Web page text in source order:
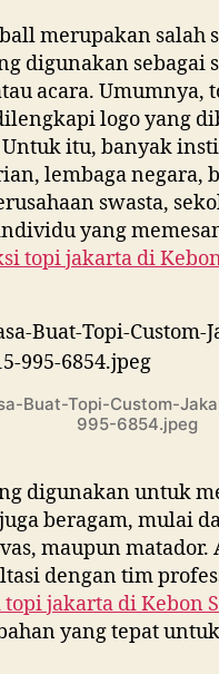
merupakan salah
digunakan sebagai
acara. Umumnya,
logo yang
itu, banyak
lembaga negara,
swasta,
yang
topi jakarta di
Buat-Topi-Custom-
995-6854.jpeg
digunakan untuk
beragam, mulai
maupun matador.
dengan tim
jakarta diKebon
yang tepat